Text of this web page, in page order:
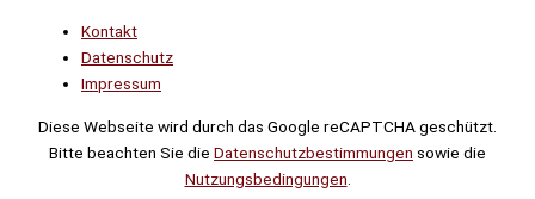
Kontakt
Datenschutz
Impressum
Diese Webseite wird durch das Google reCAPTCHA geschützt.
Bitte beachten Sie die Datenschutzbestimmungen sowie die
Nutzungsbedingungen